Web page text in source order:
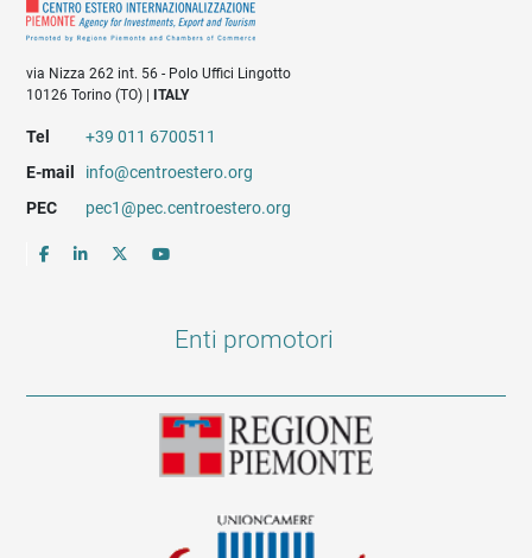
via Nizza 262 int. 56 - Polo Uffici Lingotto
10126 Torino (TO) |
ITALY
Tel
+39 011 6700511
E-mail
info@centroestero.org
PEC
pec1@pec.centroestero.org
Enti promotori